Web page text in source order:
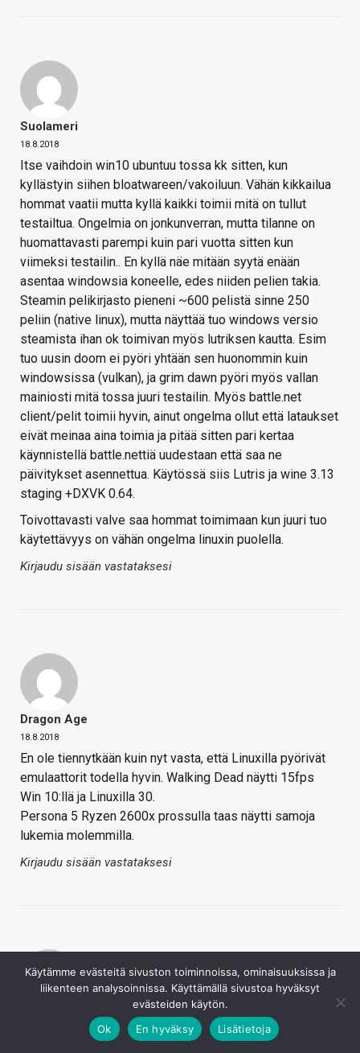
Suolameri
18.8.2018
Itse vaihdoin win10 ubuntuu tossa kk sitten, kun
kyllästyin siihen bloatwareen/vakoiluun. Vähän kikkailua
hommat vaatii mutta kyllä kaikki toimii mitä on tullut
testailtua. Ongelmia on jonkunverran, mutta tilanne on
huomattavasti parempi kuin pari vuotta sitten kun
viimeksi testailin.. En kyllä näe mitään syytä enään
asentaa windowsia koneelle, edes niiden pelien takia.
Steamin pelikirjasto pieneni ~600 pelistä sinne 250
peliin (native linux), mutta näyttää tuo windows versio
steamista ihan ok toimivan myös lutriksen kautta. Esim
tuo uusin doom ei pyöri yhtään sen huonommin kuin
windowsissa (vulkan), ja grim dawn pyöri myös vallan
mainiosti mitä tossa juuri testailin. Myös battle.net
client/pelit toimii hyvin, ainut ongelma ollut että lataukset
eivät meinaa aina toimia ja pitää sitten pari kertaa
käynnistellä battle.nettiä uudestaan että saa ne
päivitykset asennettua. Käytössä siis Lutris ja wine 3.13
staging +DXVK 0.64.
Toivottavasti valve saa hommat toimimaan kun juuri tuo
käytettävyys on vähän ongelma linuxin puolella.
Kirjaudu sisään vastataksesi
Dragon Age
18.8.2018
En ole tiennytkään kuin nyt vasta, että Linuxilla pyörivät
emulaattorit todella hyvin. Walking Dead näytti 15fps
Win 10:llä ja Linuxilla 30.
Persona 5 Ryzen 2600x prossulla taas näytti samoja
lukemia molemmilla.
Kirjaudu sisään vastataksesi
Käytämme evästeitä sivuston toiminnoissa, ominaisuuksissa ja
liikenteen analysoinnissa. Käyttämällä sivustoa hyväksyt
evästeiden käytön.
Ok
En hyväksy Lisätietoja